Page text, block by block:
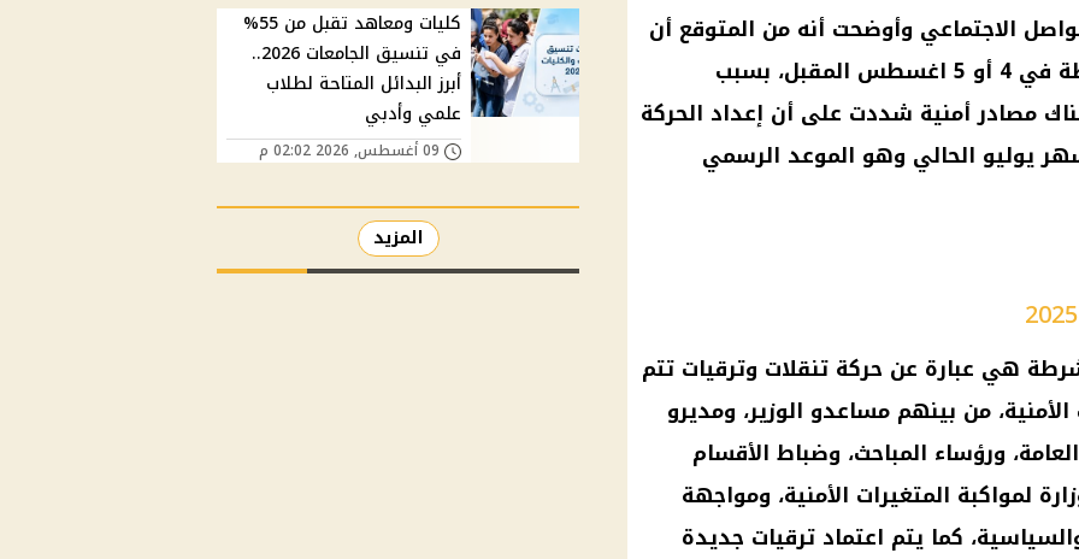
الاجتماعي وأوضحت أنه من المتوقع أن
تعلن وتعتمد حركة تنقلات الشرطة في 4 أو 5 اغسطس المقبل، بسبب
مصادر أمنية شددت على أن إعداد الحركة
يوليو الحالي وهو الموعد الرسمي
هي عبارة عن حركة تنقلات وترقيات تتم
من بينهم مساعدو الوزير، ومديرو
ورؤساء المباحث، وضباط الأقسام
لمواكبة المتغيرات الأمنية، ومواجهة
كما يتم اعتماد ترقيات جديدة
كليات ومعاهد تقبل من 55%
في تنسيق الجامعات 2026..
أبرز البدائل المتاحة لطلاب
علمي وأدبي
09 أغسطس, 2026 02:02 م
المزيد